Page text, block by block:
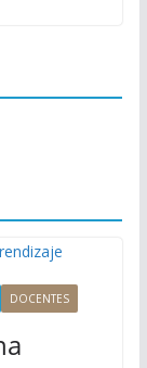
DOCENTES